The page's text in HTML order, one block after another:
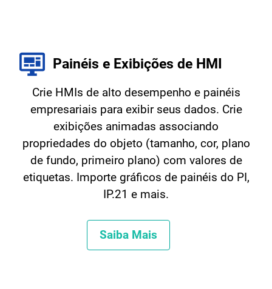
Painéis e Exibições de HMI
Crie HMIs de alto desempenho e painéis
empresariais para exibir seus dados. Crie
exibições animadas associando
propriedades do objeto (tamanho, cor, plano
de fundo, primeiro plano) com valores de
etiquetas. Importe gráficos de painéis do PI,
IP.21 e mais.
Saiba Mais